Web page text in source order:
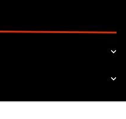
Pinterest
auf Instagram
Sie unseren Youtube